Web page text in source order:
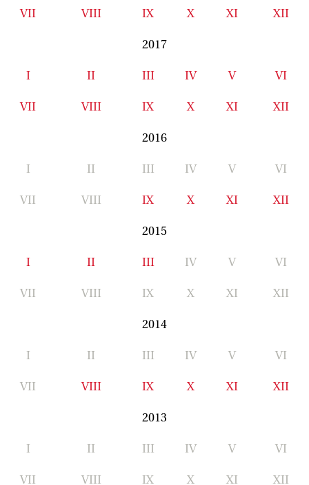
VII VIII IX X XI XII
2017
I II III IV V VI
VII VIII IX X XI XII
2016
I II III IV V VI
VII VIII IX X XI XII
2015
I II III IV V VI
VII VIII IX X XI XII
2014
I II III IV V VI
VII VIII IX X XI XII
2013
I II III IV V VI
VII VIII IX X XI XII